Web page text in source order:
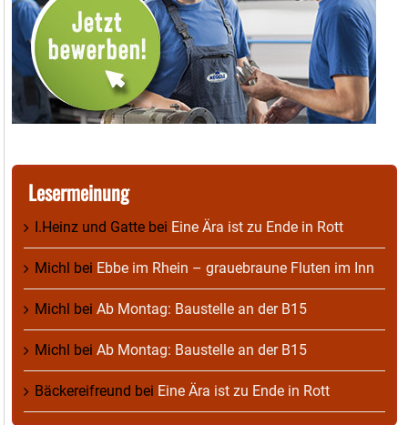
Lesermeinung
I.Heinz und Gatte bei Eine Ära ist zu Ende in Rott
Michl bei Ebbe im Rhein – grauebraune Fluten im Inn
Michl bei Ab Montag: Baustelle an der B15
Michl bei Ab Montag: Baustelle an der B15
Bäckereifreund bei Eine Ära ist zu Ende in Rott